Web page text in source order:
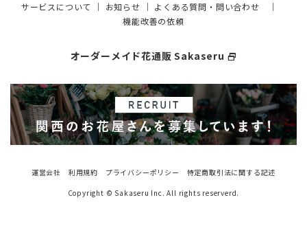
サービスについて ｜ お知らせ ｜ よくある質問・問い合わせ ｜
機能改善の依頼
オーダーメイド花通販 Sakaseru select_window
運営会社 利用規約 プライバシーポリシー
特定商取引法に関する記述
Copyright © Sakaseru Inc. All rights reserverd.